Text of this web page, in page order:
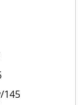
145